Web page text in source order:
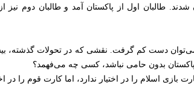
شدند. طالبان اول از پاکستان آمد و طالبان دوم
نمی‌توان دست کم گرفت. نقشی که در تحولات
بدون حامی نباشد، کسی چه می‌فهمد؟
اسلام را در اختیار ندارد، اما کارت قوم را در